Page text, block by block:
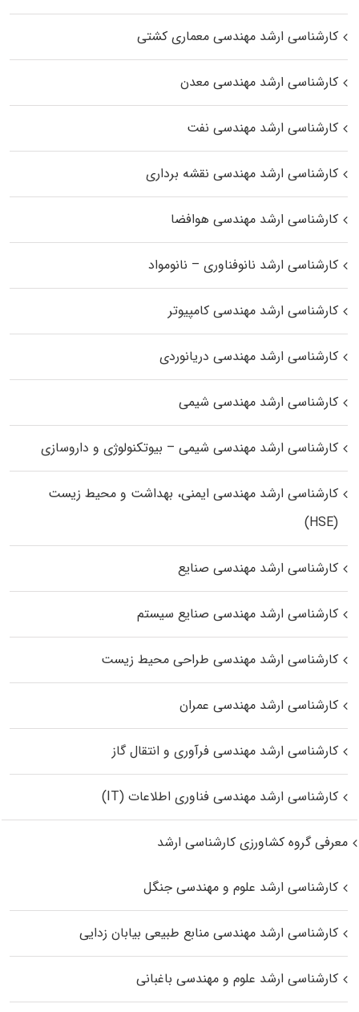
کارشناسی ارشد مهندسی معماری کشتی
کارشناسی ارشد مهندسی معدن
کارشناسی ارشد مهندسی نفت
کارشناسی ارشد مهندسی نقشه برداری
کارشناسی ارشد مهندسی هوافضا
کارشناسی ارشد نانوفناوری – نانومواد
کارشناسی ارشد مهندسی کامپیوتر
کارشناسی ارشد مهندسی دریانوردی
کارشناسی ارشد مهندسی شیمی
کارشناسی ارشد مهندسی شیمی – بیوتکنولوژی و داروسازی
کارشناسی ارشد مهندسی ایمنی، بهداشت و محیط زیست
(HSE)
کارشناسی ارشد مهندسی صنایع
کارشناسی ارشد مهندسی صنایع سیستم
کارشناسی ارشد مهندسی طراحی محیط زیست
کارشناسی ارشد مهندسی عمران
کارشناسی ارشد مهندسی فرآوری و انتقال گاز
کارشناسی ارشد مهندسی فناوری اطلاعات (IT)
معرفی گروه کشاورزی کارشناسی ارشد
کارشناسی ارشد علوم و مهندسی جنگل
کارشناسی ارشد مهندسی منابع طبیعی بیابان زدایی
کارشناسی ارشد علوم و مهندسی باغبانی